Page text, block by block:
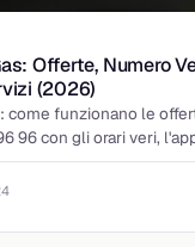
Offerte, Numero
(2026)
come funzionano le
96 con gli orari veri,
e il programma Be Iren.